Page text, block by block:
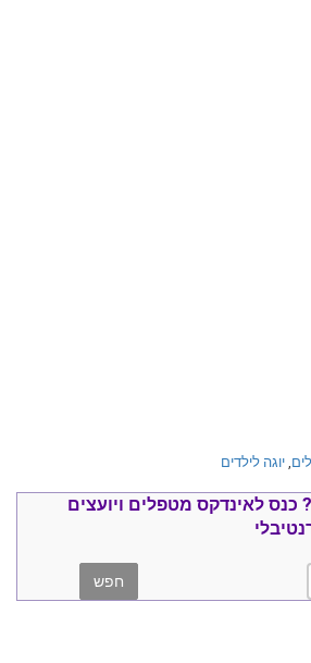
, יוגה לילדים
כנס לאינדקס מטפלים ויועצים